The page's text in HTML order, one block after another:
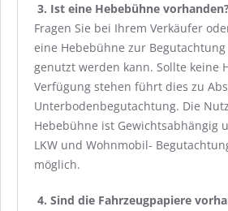
3. Ist eine Hebebühne
Fragen Sie bei Ihrem Verkäufer
eine Hebebühne zur
genutzt werden kann. Sollte keine
Verfügung stehen führt dies zu
Unterbodenbegutachtung. Die
Hebebühne ist Gewichtsabhängig
LKW und Wohnmobil-
möglich.
4. Sind die Fahrzeugpapiere